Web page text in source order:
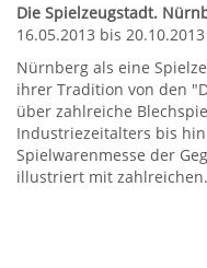
Die Spielzeugstadt.
16.05.2013 bis 20.10.2013
Nürnberg als eine
ihrer Tradition von den
über zahlreiche
Industriezeitalters bis
Spielwarenmesse der
illustriert mit